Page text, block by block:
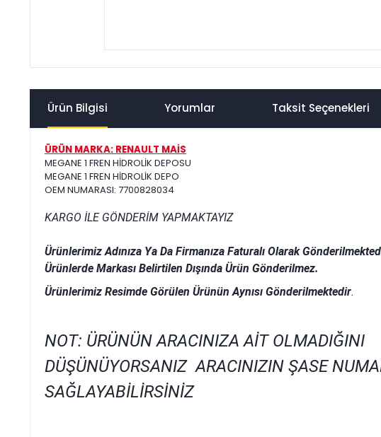
Ürün Bilgisi Yorumlar Taksit Seçenekleri
ÜRÜN MARKA: RENAULT MAİS
MEGANE 1 FREN HİDROLİK DEPOSU
MEGANE 1 FREN HİDROLİK DEPO
OEM NUMARASI: 7700828034
KARGO İLE GÖNDERİM YAPMAKTAYIZ
Ürünlerimiz Adınıza Ya Da Firmanıza Faturalı Olarak
Ürünlerde Markası Belirtilen Dışında Ürün Gönderilmez.
Ürünlerimiz Resimde Görülen Ürünün Aynısı Gönderilmektedir.
NOT: ÜRÜNÜN ARACINIZA AİT OLMADIĞINI
DÜŞÜNÜYORSANIZ ARACINIZIN ŞASE
SAĞLAYABİLİRSİNİZ